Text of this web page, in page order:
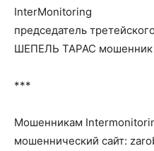
InterMonitoring
председатель
ШЕПЕЛЬ ТАРАС мошенник
***
Мошенникам
мошеннический сайт: